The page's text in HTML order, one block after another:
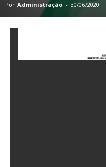
Por Administração - 30/06/2020